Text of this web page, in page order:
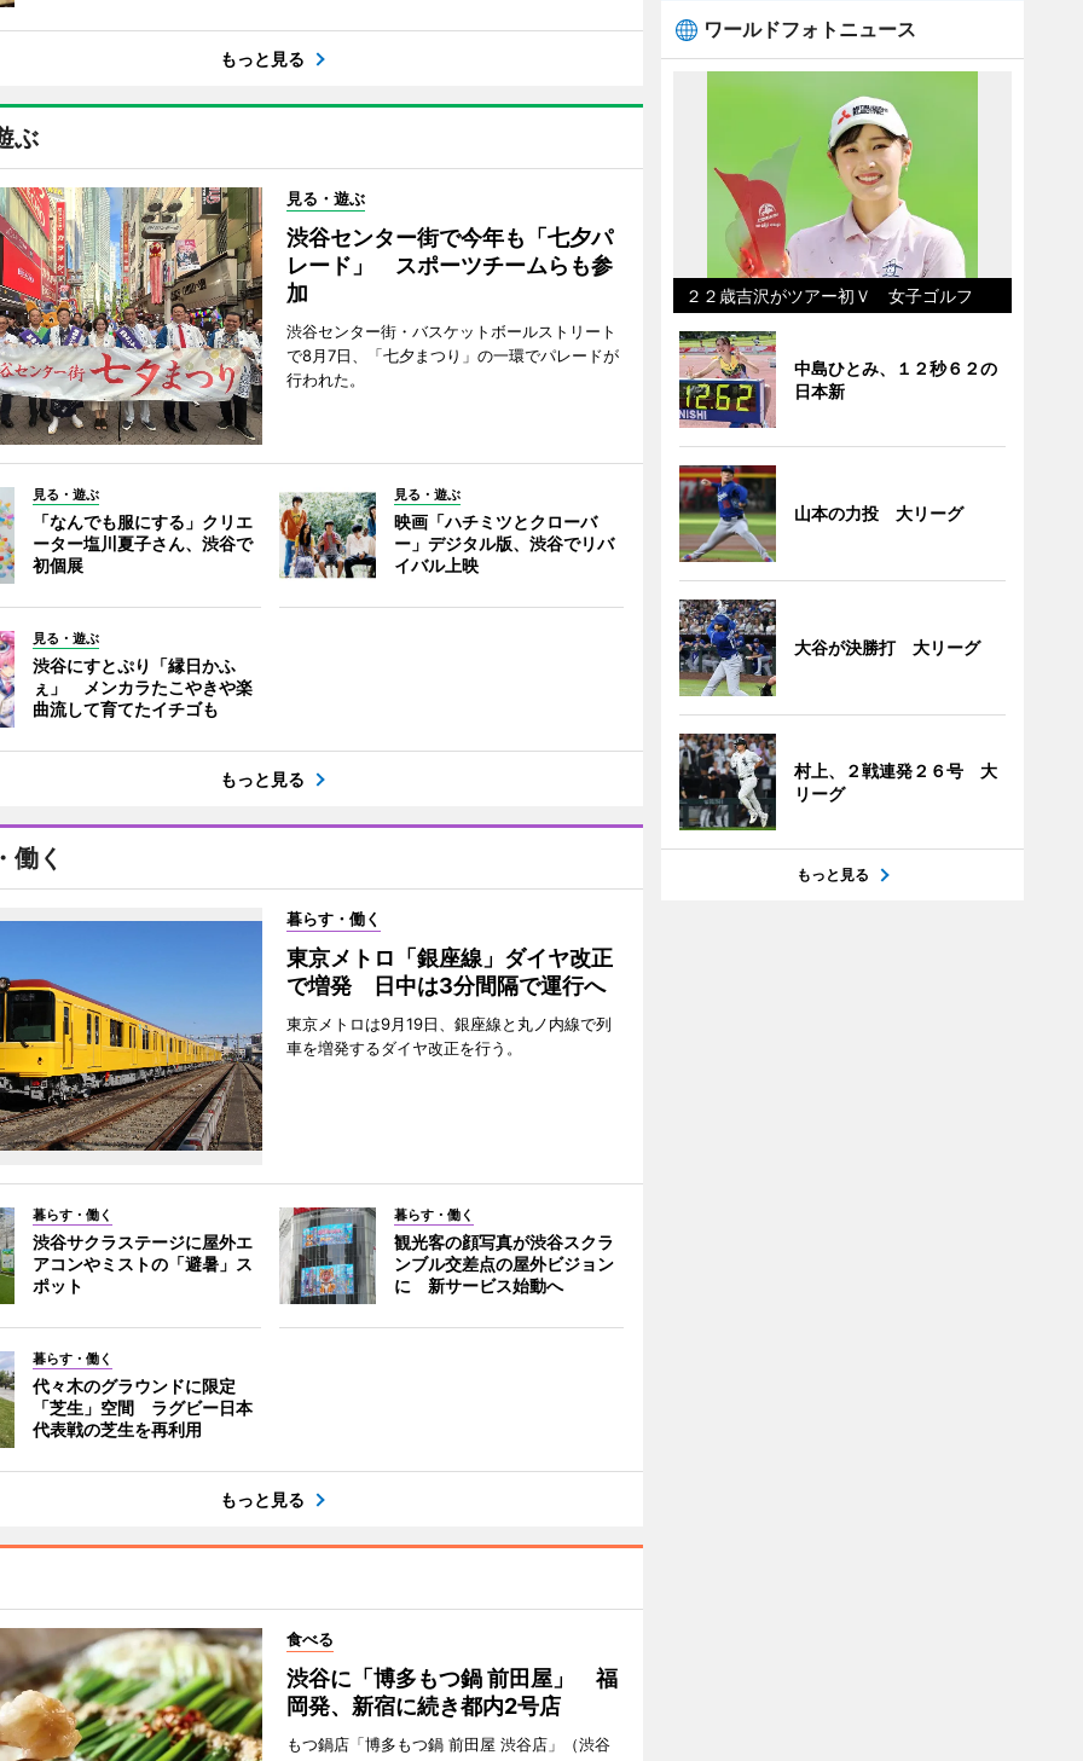
もっと見る
ぶ
見る・遊ぶ
渋谷センター街で今年も「七夕パ
レード」 スポーツチームらも参
加
渋谷センター街・バスケットボールストリート
で8月7日、「七夕まつり」の一環でパレードが
行われた。
見る・遊ぶ
「なんでも服にする」クリエ
ーター塩川夏子さん、渋谷で
初個展
見る・遊ぶ
映画「ハチミツとクローバ
ー」デジタル版、渋谷でリバ
イバル上映
見る・遊ぶ
渋谷にすとぷり「縁日かふ
ぇ」 メンカラたこやきや楽
曲流して育てたイチゴも
もっと見る
働く
暮らす・働く
東京メトロ「銀座線」ダイヤ改正
で増発 日中は3分間隔で運行へ
東京メトロは9月19日、銀座線と丸ノ内線で列
車を増発するダイヤ改正を行う。
暮らす・働く
渋谷サクラステージに屋外エ
アコンやミストの「避暑」ス
ポット
暮らす・働く
観光客の顔写真が渋谷スクラ
ンブル交差点の屋外ビジョン
に 新サービス始動へ
暮らす・働く
代々木のグラウンドに限定
「芝生」空間 ラグビー日本
代表戦の芝生を再利用
もっと見る
食べる
渋谷に「博多もつ鍋 前田屋」 福
岡発、新宿に続き都内2号店
もつ鍋店「博多もつ鍋 前田屋 渋谷店」（渋谷
ワールドフォトニュース
２２歳吉沢がツアー初Ｖ 女子ゴルフ
中島ひとみ、１２秒６２の
日本新
山本の力投 大リーグ
大谷が決勝打 大リーグ
村上、２戦連発２６号 大
リーグ
もっと見る